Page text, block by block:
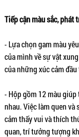
Tiếp cận màu sắc,
- Lựa chọn gam màu
của mình về sự vật
của những xúc cảm
- Hộp gồm 12 màu
nhau. Việc làm quen
cảm thấy vui và thích
quan, trí tưởng tượng